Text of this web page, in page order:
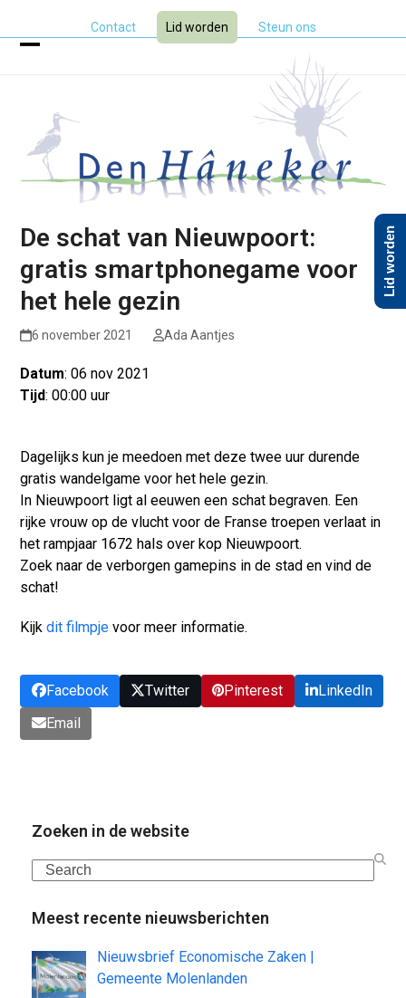
Contact Lid worden Steun ons
menu
menu
De schat van Nieuwpoort:
gratis smartphonegame voor
het hele gezin
6 november 2021 Ada Aantjes
Datum: 06 nov 2021
Tijd: 00:00 uur
Dagelijks kun je meedoen met deze twee uur durende
gratis wandelgame voor het hele gezin.
In Nieuwpoort ligt al eeuwen een schat begraven. Een
rijke vrouw op de vlucht voor de Franse troepen verlaat in
het rampjaar 1672 hals over kop Nieuwpoort.
Zoek naar de verborgen gamepins in de stad en vind de
schat!
Kijkdit filmpje voor meer informatie.
Facebook Twitter Pinterest
LinkedIn
Email
Zoeken in de website
Search
Meest recente nieuwsberichten
Nieuwsbrief Economische Zaken |
Gemeente Molenlanden
Lid worden